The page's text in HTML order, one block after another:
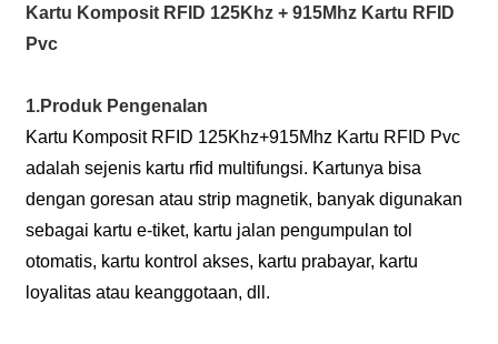
Kartu Komposit RFID 125Khz + 915Mhz Kartu RFID
Pvc
1.Produk Pengenalan
Kartu Komposit RFID 125Khz+915Mhz Kartu RFID Pvc
adalah sejenis kartu rfid multifungsi. Kartunya bisa
dengan goresan atau strip magnetik, banyak digunakan
sebagai kartu e-tiket, kartu jalan pengumpulan tol
otomatis, kartu kontrol akses, kartu prabayar, kartu
loyalitas atau keanggotaan, dll.